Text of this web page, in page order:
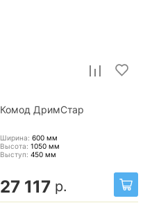
Комод ДримСтар
Ширина: 600 мм
Высота: 1050 мм
Выступ: 450 мм
27 117 р.